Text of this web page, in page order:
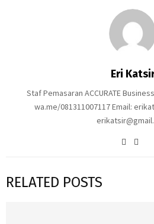
Eri
Staf Pemasaran ACCURATE
wa.me/081311007117 Email:
RELATED POSTS